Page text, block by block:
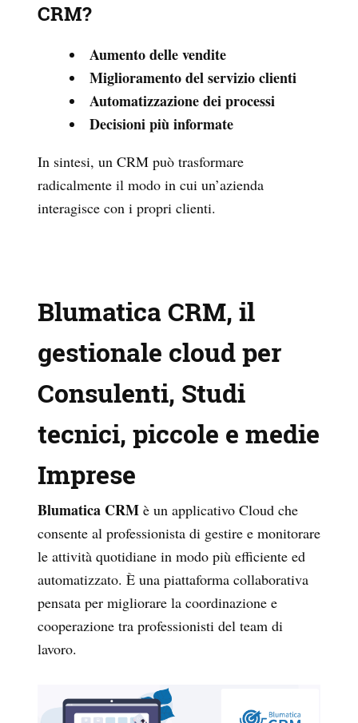
CRM?
Aumento delle vendite
Miglioramento del servizio clienti
Automatizzazione dei processi
Decisioni più informate
In sintesi, un CRM può trasformare
radicalmente il modo in cui un’azienda
interagisce con i propri clienti.
Blumatica CRM, il
gestionale cloud per
Consulenti, Studi
tecnici, piccole e medie
Imprese
Blumatica CRM è un applicativo Cloud che
consente al professionista di gestire e monitorare
le attività quotidiane in modo più efficiente ed
automatizzato. È una piattaforma collaborativa
pensata per migliorare la coordinazione e
cooperazione tra professionisti del team di
lavoro.